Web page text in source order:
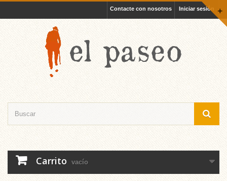
+
Iniciar sesión
Contacte con nosotros
Carrito vacío